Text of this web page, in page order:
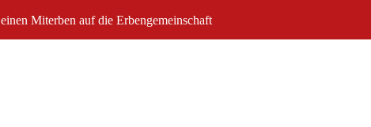
Miterben auf die Erbengemeinschaft